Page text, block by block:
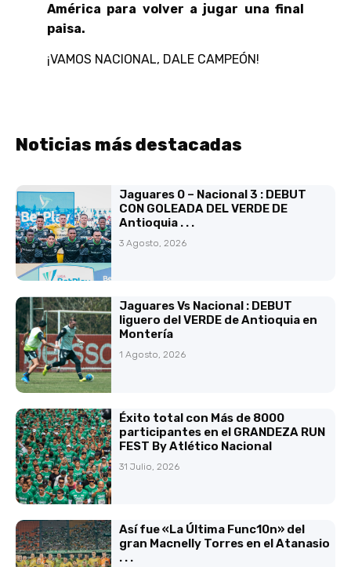
América para volver a jugar una final
paisa.
¡VAMOS NACIONAL, DALE CAMPEÓN!
Noticias más destacadas
Jaguares 0 – Nacional 3 : DEBUT
CON GOLEADA DEL VERDE DE
Antioquia . . .
3 Agosto, 2026
Jaguares Vs Nacional : DEBUT
liguero del VERDE de Antioquia en
Montería
1 Agosto, 2026
Éxito total con Más de 8000
participantes en el GRANDEZA RUN
FEST By Atlético Nacional
31 Julio, 2026
Así fue «La Última Func10n» del
gran Macnelly Torres en el Atanasio
. . .